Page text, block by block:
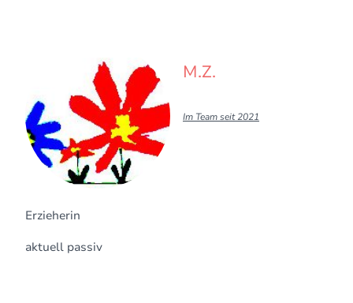
Erzieherin
aktuell passiv
M.Z.
Im Team seit 2021